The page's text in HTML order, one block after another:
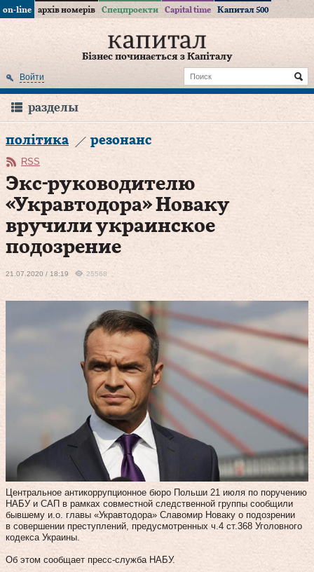
on-line архів номерів Спецпроекти Capital time Капитал 500
Бізнес починається з Капіталу
Войти
разделы
політика резонанс
RSS
Экс-руководителю
«Укравтодора» Новаку
вручили украинское
подозрение
21.07.2020 / 18:19 25568
Центральное антикоррупционное бюро Польши 21 июля по поручению
НАБУ и САП в рамках совместной следственной группы сообщили
бывшему и.о. главы «Укравтодора» Славомир Новаку о подозрении
в совершении преступлений, предусмотренных ч.4 ст.368 Уголовного
кодекса Украины.
Об этом сообщает пресс-служба НАБУ.